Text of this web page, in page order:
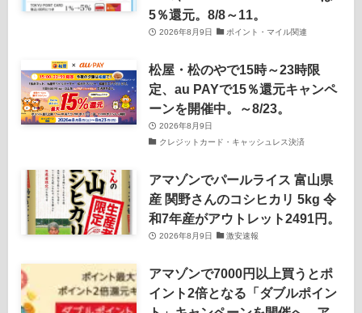
5％還元。8/8～11。
2026年8月9日 ポイント・マイル関連
松屋・松のやで15時～23時限
定、au PAYで15％還元キャンペ
ーンを開催中。～8/23。
2026年8月9日
クレジットカード・キャッシュレス決済
アマゾンでパールライス 富山県
産 関野さんのコシヒカリ 5kg 令
和7年産がアウトレット2491円。
2026年8月9日 激安速報
アマゾンで7000円以上買うとポ
イント2倍となる「ダブルポイン